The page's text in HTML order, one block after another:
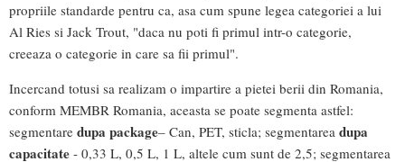
propriile standarde pentru ca, asa cum spune legea categoriei a lui
Al Ries si Jack Trout, "daca nu poti fi primul intr-o categorie,
creeaza o categorie in care sa fii primul".
Incercand totusi sa realizam o impartire a pietei berii din Romania,
conform MEMBR Romania, aceasta se poate segmenta astfel:
segmentare dupa package– Can, PET, sticla; segmentarea dupa
capacitate - 0,33 L, 0,5 L, 1 L, altele cum sunt de 2,5; segmentarea